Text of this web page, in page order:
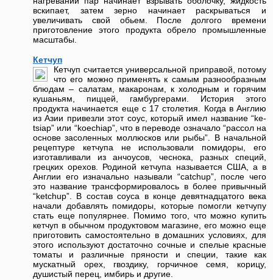
вскипает, затем зерно начинает раскрываться и
увеличивать свой обьем. После долгого времени
приготовление этого продукта обрело промышленные
масштабы.
Кетчуп
Кетчуп считается универсальной приправой, потому
что его можно применять к самым разнообразным
блюдам – салатам, макаронам, к холодным и горячим
кушаньям, пиццей, гамбургерами. История этого
продукта начинается еще с 17 столетия. Когда в Англию
из Азии привезли этот соус, который имел название “ke-
tsiap” или “koechiap”, что в переводе означало “рассол на
основе засоленных моллюсков или рыбы”. В начальной
рецептуре кетчупа не использовали помидоры, его
изготавливали из анчоусов, чеснока, разных специй,
грецких орехов. Родиной кетчупа называется США, а в
Англии его изначально называли “catchup”, после чего
это название трансформировалось в более привычный
“ketchup”. В состав соуса в конце девятнадцатого века
начали добавлять помидоры, которые помогли кетчупу
стать еще популярнее. Помимо того, что можно купить
кетчуп в обычном продуктовом магазине, его можно еще
приготовить самостоятельно в домашних условиях, для
этого используют достаточно сочные и спелые красные
томаты и различные пряности и специи, такие как
мускатный орех, гвоздику, горчичное семя, корицу,
душистый перец, имбирь и другие.